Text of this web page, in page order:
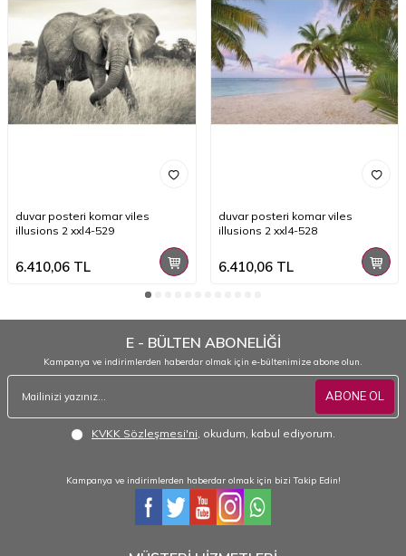
duvar posteri komar viles
illusions 2 xxl4-529
6.410,06 TL
duvar posteri komar viles
illusions 2 xxl4-528
6.410,06TL
E - BÜLTEN ABONELİĞİ
Kampanya ve indirimlerden haberdar olmak için e-bültenimize abone olun.
ABONE OL
KVKK Sözleşmesi'ni , okudum, kabul ediyorum.
Kampanya ve indirimlerden haberdar olmak için bizi Takip Edin!